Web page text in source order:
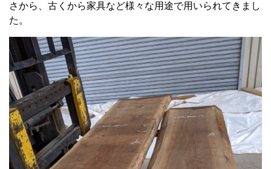
さから、古くから家具など様々な用途で用いられてきまし
た。